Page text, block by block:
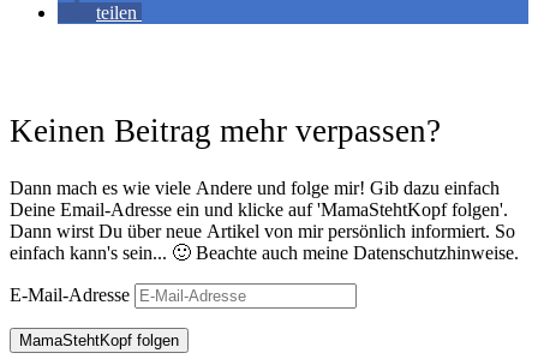
teilen
Keinen Beitrag mehr verpassen?
Dann mach es wie viele Andere und folge mir! Gib dazu einfach
Deine Email-Adresse ein und klicke auf 'MamaStehtKopf folgen'.
Dann wirst Du über neue Artikel von mir persönlich informiert. So
einfach kann's sein... 🙂 Beachte auch meine Datenschutzhinweise.
E-Mail-Adresse